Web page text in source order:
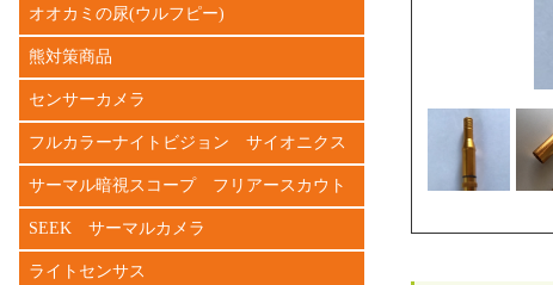
オオカミの尿(ウルフピー)
熊対策商品
センサーカメラ
フルカラーナイトビジョン サイオニクス
サーマル暗視スコープ フリアースカウト
SEEK サーマルカメラ
ライトセンサス